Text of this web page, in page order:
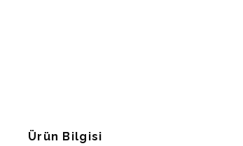
Ürün Bilgisi